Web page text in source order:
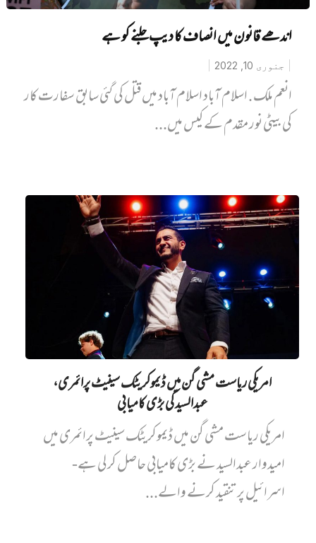
اندھے قانون میں انصاف کا دیپ جلنے کو ہے
جنوری 10, 2022
انعم ملک . اسلام آباد اسلام آباد میں قتل کی گئی سابق سفارت کار
کی بیٹی نور مقدم کے کیس میں...
امریکی ریاست مشی گن میں ڈیموکریٹک سینیٹ پرائمری،
عبدالسید کی بڑی کامیابی
امریکی ریاست مشی گن میں ڈیموکریٹک سینیٹ پرائمری میں‌
امیدوار عبدالسید نے بڑی کامیابی حاصل کر لی ہے-
اسرائیل پر تنقید کرنے والے...